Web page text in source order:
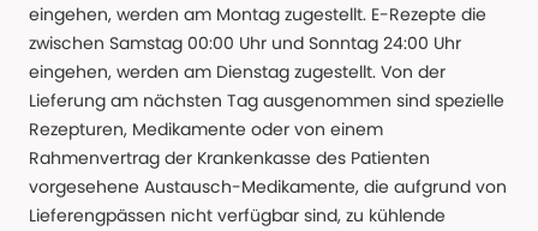
eingehen, werden am Montag zugestellt. E-Rezepte die
zwischen Samstag 00:00 Uhr und Sonntag 24:00 Uhr
eingehen, werden am Dienstag zugestellt. Von der
Lieferung am nächsten Tag ausgenommen sind spezielle
Rezepturen, Medikamente oder von einem
Rahmenvertrag der Krankenkasse des Patienten
vorgesehene Austausch-Medikamente, die aufgrund von
Lieferengpässen nicht verfügbar sind, zu kühlende